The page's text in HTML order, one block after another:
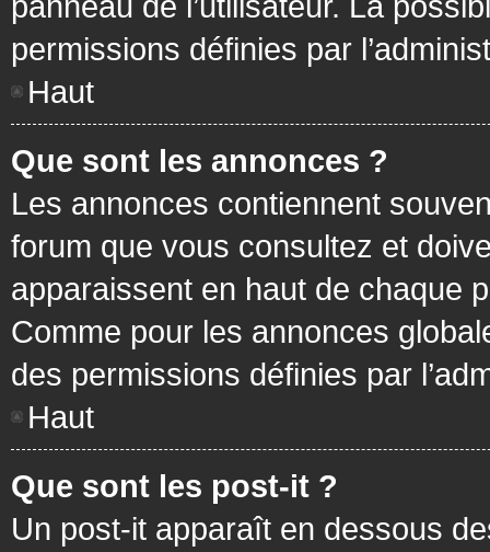
permissions définies par
Haut
Que sont les annonces ?
Les annonces contiennent
forum que vous consultez et
apparaissent en haut de chaque
Comme pour les annonces
des permissions définies par
Haut
Que sont les post-it ?
Un post-it apparaît en dessous